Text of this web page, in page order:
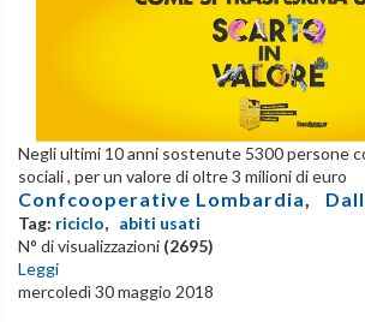
Negli ultimi 10 anni sostenute 5300 persone
sociali , per un valore di oltre 3 milioni di euro
Confcooperative Lombardia,
Tag: riciclo, abiti usati
N° di visualizzazioni (2695)
Leggi
mercoledì 30 maggio 2018